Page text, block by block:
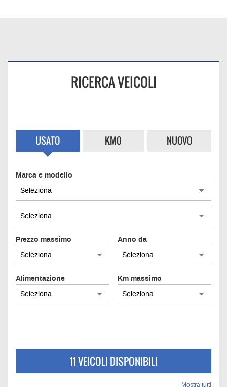
RICERCA VEICOLI
USATO KM0 NUOVO
Marca e modello
Prezzo massimo Anno da
Alimentazione Km massimo
11 VEICOLI DISPONIBILI
Mostra tutti